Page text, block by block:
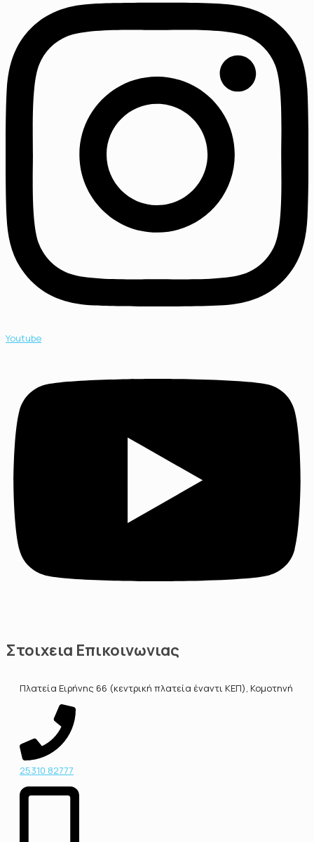
Youtube
Στοιχεια Επικοινωνιας
Πλατεία Ειρήνης 66 (κεντρική πλατεία έναντι ΚΕΠ), Κομοτηνή
25310 82777